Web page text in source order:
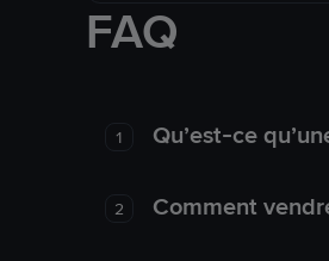
FAQ
1 Qu’est-ce
2 Comment